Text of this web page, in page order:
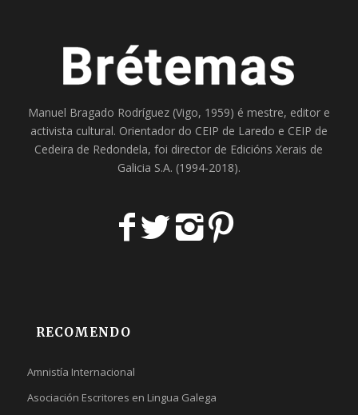
Manuel Bragado Rodríguez (Vigo, 1959) é mestre, editor e
activista cultural. Orientador do CEIP de Laredo e CEIP de
Cedeira de Redondela, foi director de Edicións Xerais de
Galicia S.A. (1994-2018).
RECOMENDO
Amnistía Internacional
Asociación Escritores en Lingua Galega